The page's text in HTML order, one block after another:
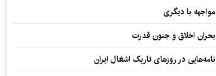
مواجهه با دیگری
بحران اخلاق و جنون قدرت
نامه‌هایی در روزهای تاریک اشغال ایران